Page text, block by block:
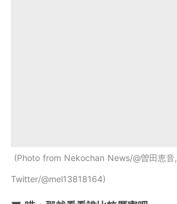
Photo from Nekochan News/@曽田恵音,
Twitter/@mel13818164